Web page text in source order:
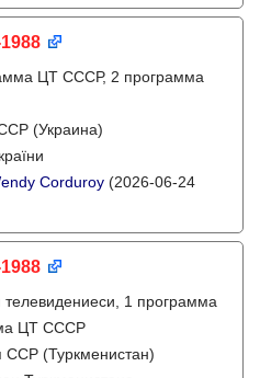
ЦТ СССР, 2 программа
(Украина)
Corduroy (2026-06-24
телевидениеси, 1 программа
ЦТ СССР
ССР (Туркменистан)